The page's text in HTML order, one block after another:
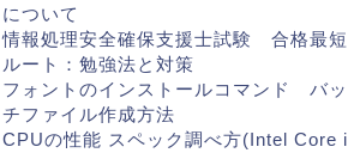
について
情報処理安全確保支援士試験 合格最短
ルート：勉強法と対策
フォントのインストールコマンド バッ
チファイル作成方法
CPUの性能 スペック調べ方(Intel Core i